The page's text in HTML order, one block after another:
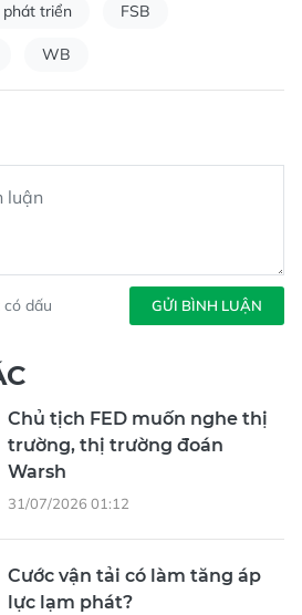
phát triển FSB
WB
dấu GỬI BÌNH LUẬN
Chủ tịch FED muốn nghe thị
trường, thị trường đoán
Warsh
31/07/2026 01:12
Cước vận tải có làm tăng áp
lực lạm phát?